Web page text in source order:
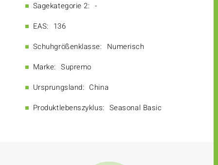
Sagekategorie 2: -
EAS: 136
Schuhgrößenklasse: Numerisch
Marke: Supremo
Ursprungsland: China
Produktlebenszyklus: Seasonal Basic